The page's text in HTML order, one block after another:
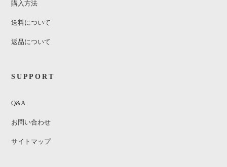
購入方法
送料について
返品について
SUPPORT
Q&A
お問い合わせ
サイトマップ